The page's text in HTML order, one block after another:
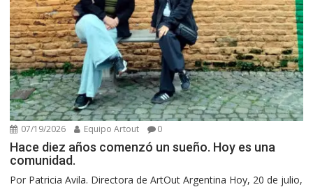
07/19/2026 Equipo Artout 0
Hace diez años comenzó un sueño. Hoy es una
comunidad.
Por Patricia Avila. Directora de ArtOut Argentina Hoy, 20 de julio,